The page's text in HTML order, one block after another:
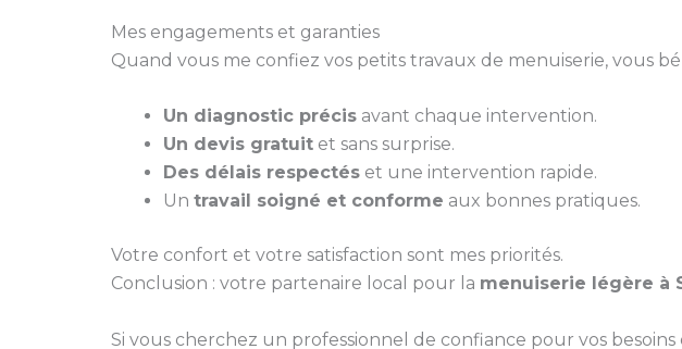
Mes engagements et garanties
Quand vous me confiez vos petits travaux de menuiserie, vous
Un diagnostic précis avant chaque intervention.
Un devis gratuit et sans surprise.
Des délais respectés et une intervention rapide.
Un travail soigné et conforme aux bonnes pratiques.
Votre confort et votre satisfaction sont mes priorités.
Conclusion : votre partenaire local pour la menuiserie légère à
Si vous cherchez un professionnel de confiance pour vos besoins